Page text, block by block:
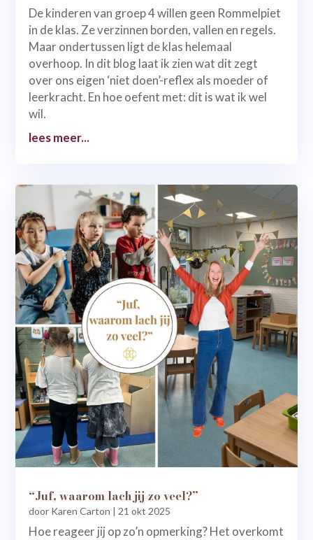
De kinderen van groep 4 willen geen Rommelpiet
in de klas. Ze verzinnen borden, vallen en regels.
Maar ondertussen ligt de klas helemaal
overhoop. In dit blog laat ik zien wat dit zegt
over ons eigen ‘niet doen’-reflex als moeder of
leerkracht. En hoe oefent met: dit is wat ik wel
wil.
lees meer...
“Juf, waarom lach jij zo veel?”
door Karen Carton |21 okt 2025
Hoe reageer jij op zo’n opmerking? Het overkomt